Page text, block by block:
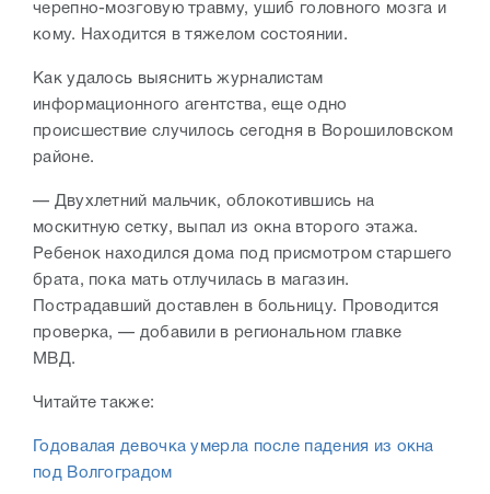
черепно-мозговую травму, ушиб головного мозга и
кому. Находится в тяжелом состоянии.
Как удалось выяснить журналистам
информационного агентства, еще одно
происшествие случилось сегодня в Ворошиловском
районе.
— Двухлетний мальчик, облокотившись на
москитную сетку, выпал из окна второго этажа.
Ребенок находился дома под присмотром старшего
брата, пока мать отлучилась в магазин.
Пострадавший доставлен в больницу. Проводится
проверка, — добавили в региональном главке
МВД.
Читайте также:
Годовалая девочка умерла после падения из окна
под Волгоградом